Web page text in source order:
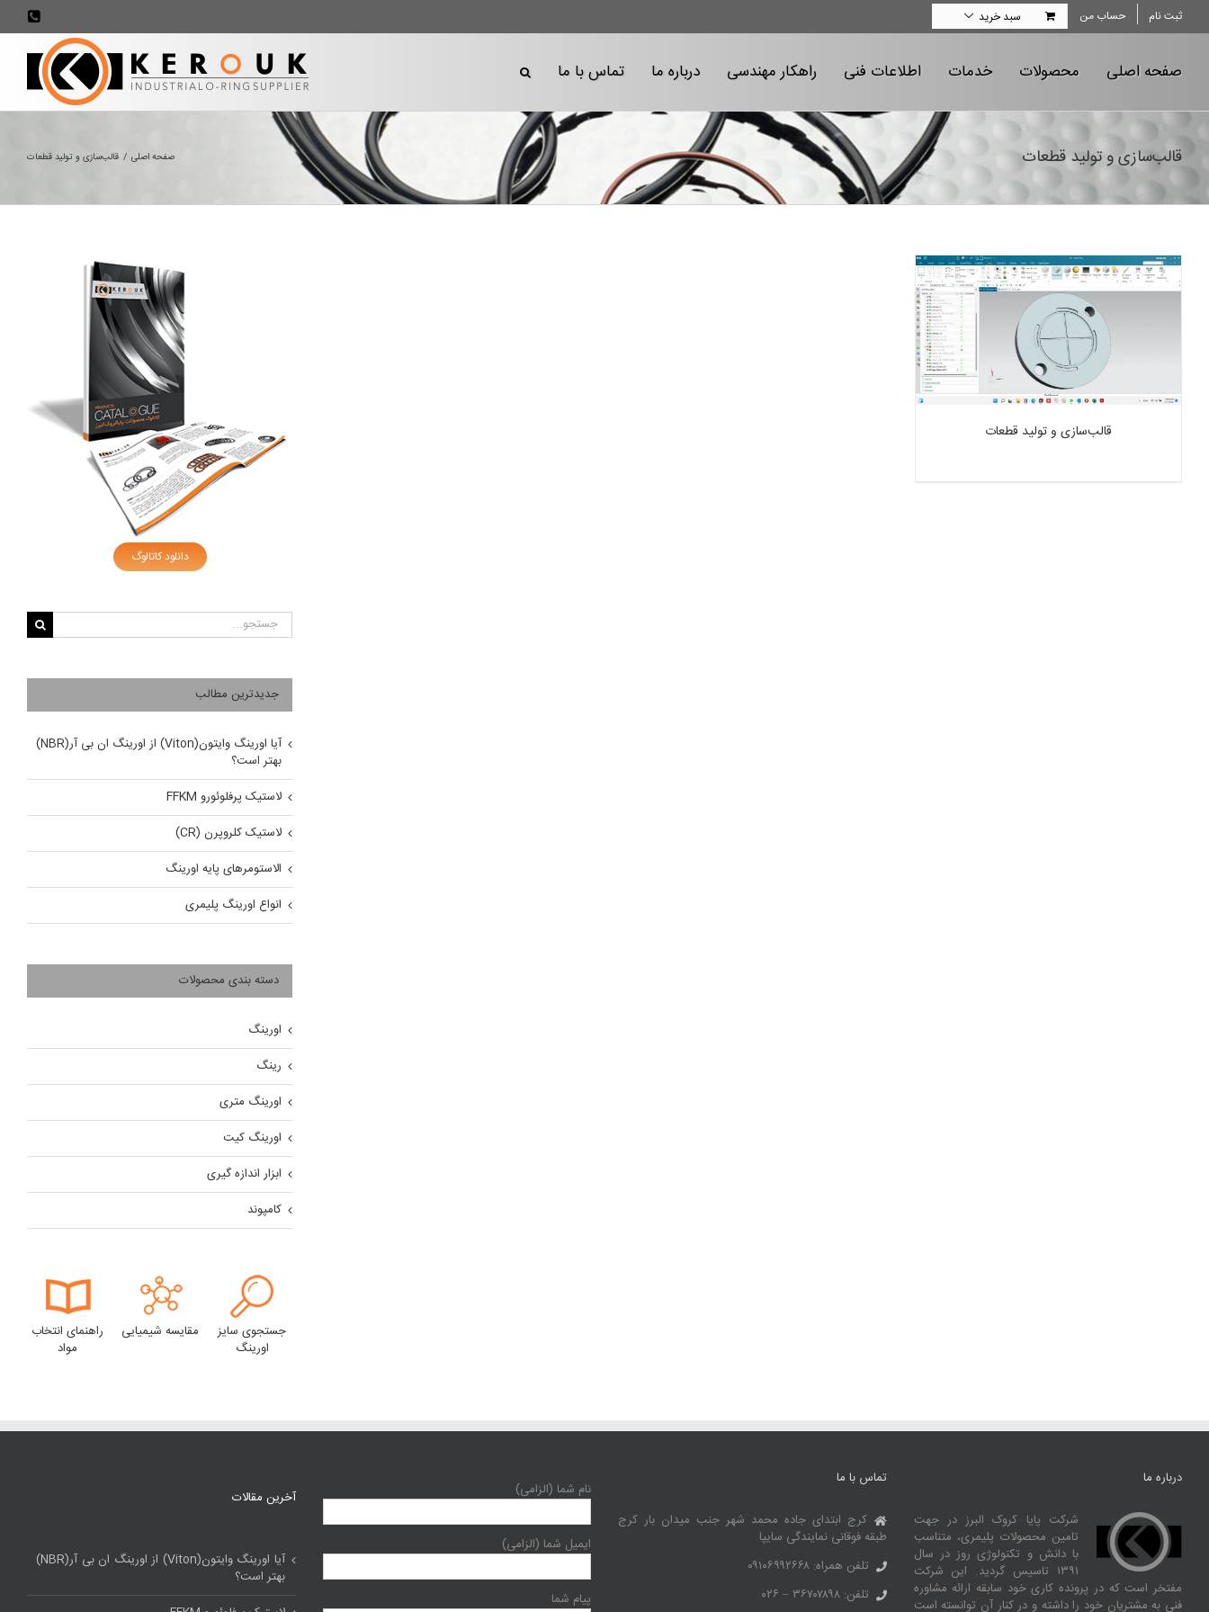
ثبت نام حساب من سبد خرید
صفحه اصلی محصولات خدمات اطلاعات فنی راهکار مهندسی درباره ما تماس با ما
قالب‌سازی و تولید قطعات صفحه اصلی / قالب‌سازی و تولید قطعات
قالب‌سازی و تولید قطعات
دانلود کاتالوگ
جستجو
برای:
جدیدترین مطالب
آیا اورینگ وایتون(Viton) از اورینگ ان بی آر(NBR)
بهتر است؟
لاستیک پرفلوئورو FFKM
لاستیک کلروپرن (CR)
الاستومرهای پایه اورینگ
انواع اورینگ پلیمری
دسته بندی محصولات
اورینگ
رینگ
اورینگ متری
اورینگ کیت
ابزار اندازه گیری
کامپوند
جستجوی سایز
اورینگ
مقایسه شیمیایی
راهنمای انتخاب
مواد
درباره ما
شرکت پایا کروک البرز در جهت
تامین محصولات پلیمری، متناسب
با دانش و تکنولوژی روز در سال
۱۳۹۱ تاسیس گردید. این شرکت
مفتخر است که در پرونده کاری خود سابقه ارائه مشاوره
فنی به مشتریان خود را داشته و در کنار آن توانسته‌ است
تماس با ما
کرج ابتدای جاده محمد شهر جنب میدان بار کرج
طبقه فوقانی نمایندگی سایپا
تلفن همراه: ۰۹۱۰۶۹۹۲۶۶۸
تلفن: ۳۶۷۰۷۸۹۸ – ۰۲۶
نام شما (الزامی)
ایمیل شما (الزامی)
پیام شما
آخرین مقالات
آیا اورینگ وایتون(Viton) از اورینگ ان بی آر(NBR)
بهتر است؟